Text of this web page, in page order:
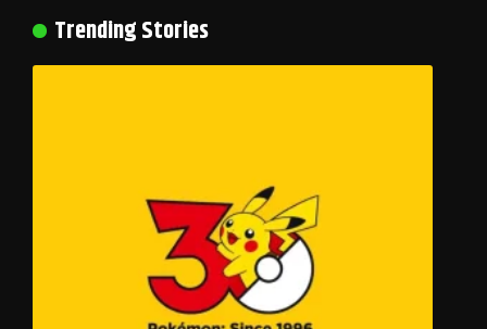
Trending Stories